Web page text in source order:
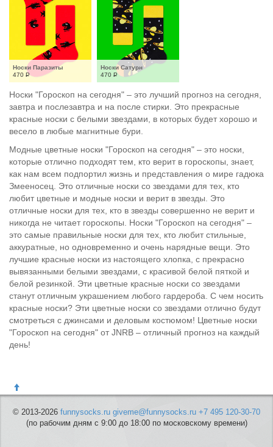
Носки Паразиты
470 Р
Носки Сатурн
470 Р
Носки "Гороскоп на сегодня" – это лучший прогноз на сегодня,
завтра и послезавтра и на после стирки. Это прекрасные
красные носки с белыми звездами, в которых будет хорошо и
весело в любые магнитные бури.
Модные цветные носки "Гороскоп на сегодня" – это носки,
которые отлично подходят тем, кто верит в гороскопы, знает,
как нам всем подпортил жизнь и представления о мире гадюка
Змееносец. Это отличные носки со звездами для тех, кто
любит цветные и модные носки и верит в звезды. Это
отличные носки для тех, кто в звезды совершенно не верит и
никогда не читает гороскопы. Носки "Гороскоп на сегодня" –
это самые правильные носки для тех, кто любит стильные,
аккуратные, но одновременно и очень нарядные вещи. Это
лучшие красные носки из настоящего хлопка, с прекрасно
вывязанными белыми звездами, с красивой белой пяткой и
белой резинкой. Эти цветные красные носки со звездами
станут отличным украшением любого гардероба. С чем носить
красные носки? Эти цветные носки со звездами отлично будут
смотреться с джинсами и деловым костюмом! Цветные носки
"Гороскоп на сегодня" от JNRB – отличный прогноз на каждый
день!
© 2013-2026 funnysocks.ru giveme@funnysocks.ru +7 495 120-30-70
(по рабочим дням с 9:00 до 18:00 по московскому времени)